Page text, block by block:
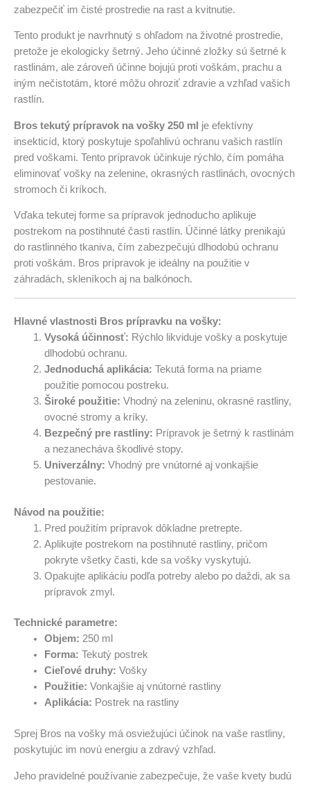
zabezpečiť im čisté prostredie na rast a kvitnutie.
Tento produkt je navrhnutý s ohľadom na životné prostredie,
pretože je ekologicky šetrný. Jeho účinné zložky sú šetrné k
rastlinám, ale zároveň účinne bojujú proti voškám, prachu a
iným nečistotám, ktoré môžu ohroziť zdravie a vzhľad vašich
rastlín.
Bros tekutý prípravok na vošky 250 ml je efektívny
insekticíd, ktorý poskytuje spoľahlivú ochranu vašich rastlín
pred voškami. Tento prípravok účinkuje rýchlo, čím pomáha
eliminovať vošky na zelenine, okrasných rastlinách, ovocných
stromoch či kríkoch.
Vďaka tekutej forme sa prípravok jednoducho aplikuje
postrekom na postihnuté časti rastlín. Účinné látky prenikajú
do rastlinného tkaniva, čím zabezpečujú dlhodobú ochranu
proti voškám. Bros prípravok je ideálny na použitie v
záhradách, skleníkoch aj na balkónoch.
Hlavné vlastnosti Bros prípravku na vošky:
Vysoká účinnosť: Rýchlo likviduje vošky a poskytuje
dlhodobú ochranu.
Jednoduchá aplikácia: Tekutá forma na priame
použitie pomocou postreku.
Široké použitie: Vhodný na zeleninu, okrasné rastliny,
ovocné stromy a kríky.
Bezpečný pre rastliny: Prípravok je šetrný k rastlinám
a nezanecháva škodlivé stopy.
Univerzálny: Vhodný pre vnútorné aj vonkajšie
pestovanie.
Návod na použitie:
Pred použitím prípravok dôkladne pretrepte.
Aplikujte postrekom na postihnuté rastliny, pričom
pokryte všetky časti, kde sa vošky vyskytujú.
Opakujte aplikáciu podľa potreby alebo po daždi, ak sa
prípravok zmyl.
Technické parametre:
Objem: 250 ml
Forma: Tekutý postrek
Cieľové druhy: Vošky
Použitie: Vonkajšie aj vnútorné rastliny
Aplikácia: Postrek na rastliny
Sprej Bros na vošky má osviežujúci účinok na vaše rastliny,
poskytujúc im novú energiu a zdravý vzhľad.
Jeho pravidelné používanie zabezpečuje, že vaše kvety budú